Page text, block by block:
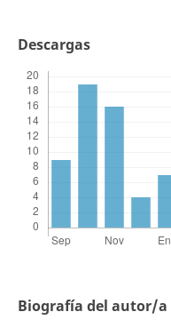
Descargas
Biografía del autor/a